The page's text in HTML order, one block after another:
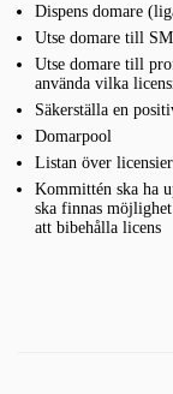
Dispens domare
Utse domare till SM
Utse domare till
använda vilka
Säkerställa en
Domarpool
Listan över
Kommittén ska ha
ska finnas
att bibehålla licens